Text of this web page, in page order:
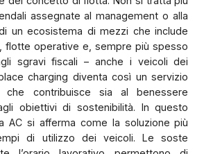
assegnate al management o alla
un ecosistema di mezzi che include
flotte operative e, sempre più spesso
sgravi fiscali – anche i veicoli dei
charging diventa così un servizio
che contribuisce sia al benessere
obiettivi di sostenibilità. In questo
AC si afferma come la soluzione più
di utilizzo dei veicoli. Le soste